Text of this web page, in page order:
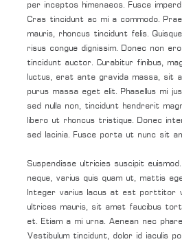
per inceptos himenaeos. Fusce
Cras tincidunt ac mi a commodo.
mauris, rhoncus tincidunt felis.
risus congue dignissim. Donec non
tincidunt auctor. Curabitur finibus,
luctus, erat ante gravida massa, sit
purus massa eget elit. Phasellus mi
sed nulla non, tincidunt hendrerit
libero ut rhoncus tristique. Donec
sed lacinia. Fusce porta ut nunc sit
Suspendisse ultricies suscipit
neque, varius quis quam ut, mattis
Integer varius lacus at est porttitor
ultrices mauris, sit amet faucibus
et. Etiam a mi urna. Aenean nec
Vestibulum tincidunt, dolor id iaculis